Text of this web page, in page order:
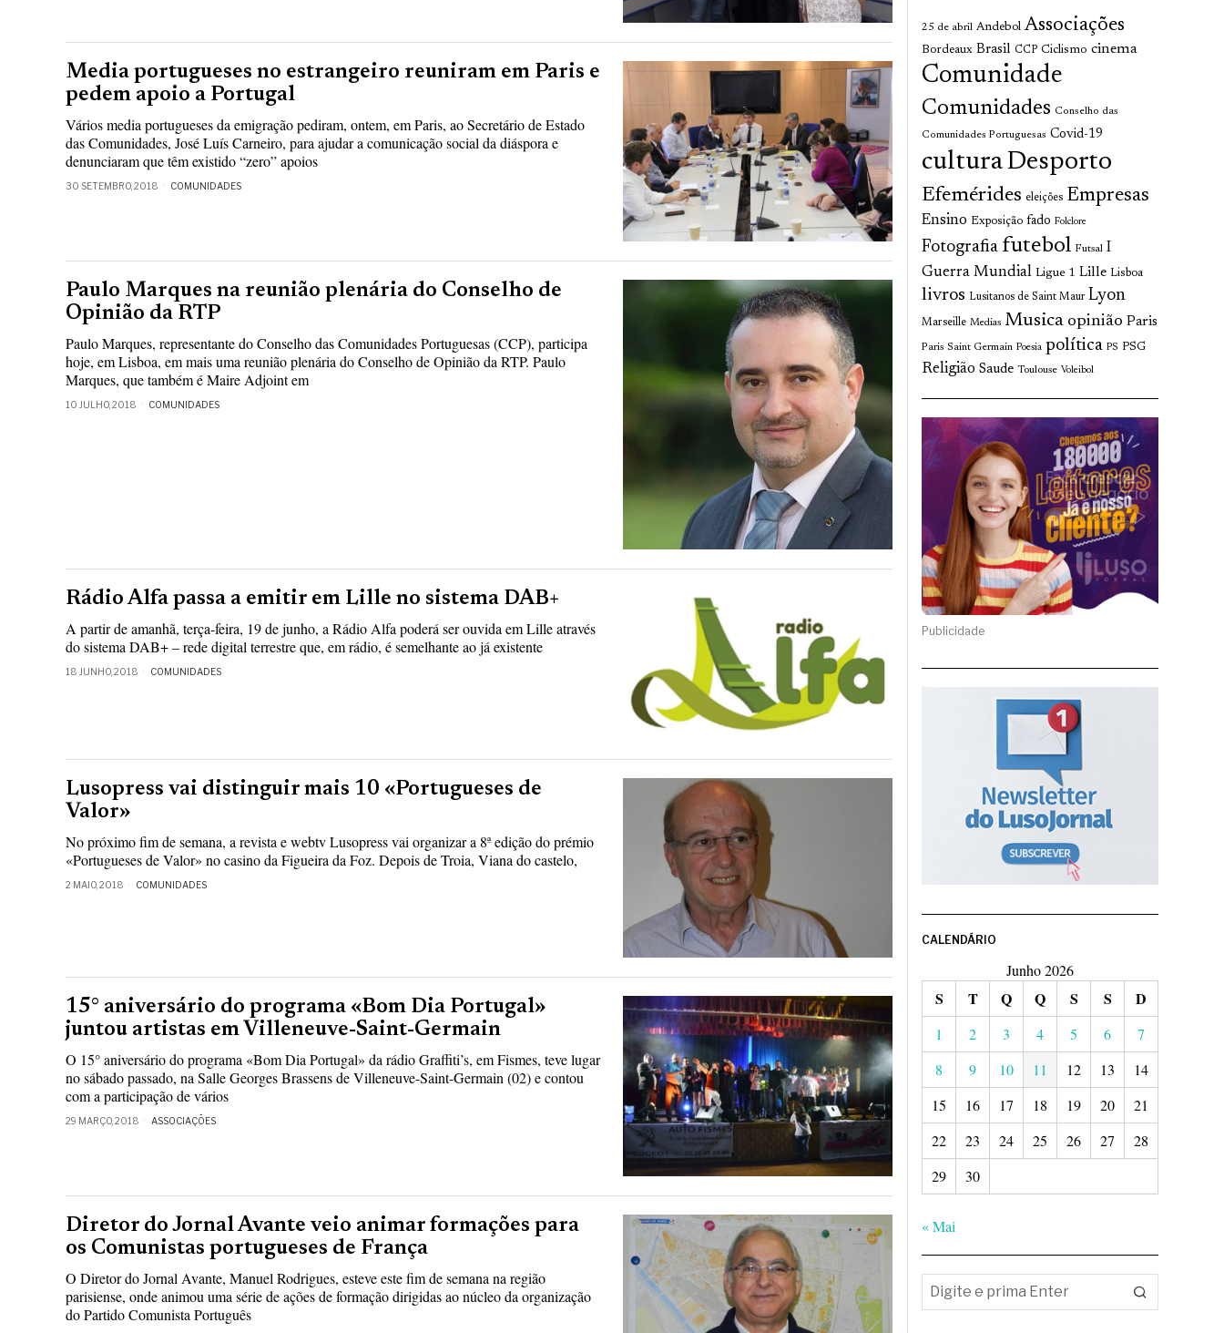
Media portugueses no estrangeiro reuniram em Paris e
pedem apoio a Portugal
Vários media portugueses da emigração pediram, ontem, em Paris, ao Secretário de Estado
das Comunidades, José Luís Carneiro, para ajudar a comunicação social da diáspora e
denunciaram que têm existido “zero” apoios
30 SETEMBRO, 2018 COMUNIDADES
Paulo Marques na reunião plenária do Conselho de
Opinião da RTP
Paulo Marques, representante do Conselho das Comunidades Portuguesas (CCP), participa
hoje, em Lisboa, em mais uma reunião plenária do Conselho de Opinião da RTP. Paulo
Marques, que também é Maire Adjoint em
10 JULHO, 2018 COMUNIDADES
Rádio Alfa passa a emitir em Lille no sistema DAB+
A partir de amanhã, terça-feira, 19 de junho, a Rádio Alfa poderá ser ouvida em Lille através
do sistema DAB+ – rede digital terrestre que, em rádio, é semelhante ao já existente
18 JUNHO, 2018 COMUNIDADES
Lusopress vai distinguir mais 10 «Portugueses de
Valor»
No próximo fim de semana, a revista e webtv Lusopress vai organizar a 8ª edição do prémio
«Portugueses de Valor» no casino da Figueira da Foz. Depois de Troia, Viana do castelo,
2 MAIO, 2018 COMUNIDADES
15° aniversário do programa «Bom Dia Portugal»
juntou artistas em Villeneuve-Saint-Germain
O 15° aniversário do programa «Bom Dia Portugal» da rádio Graffiti’s, em Fismes, teve lugar
no sábado passado, na Salle Georges Brassens de Villeneuve-Saint-Germain (02) e contou
com a participação de vários
29 MARÇO, 2018 ASSOCIAÇÕES
Diretor do Jornal Avante veio animar formações para
os Comunistas portugueses de França
O Diretor do Jornal Avante, Manuel Rodrigues, esteve este fim de semana na região
parisiense, onde animou uma série de ações de formação dirigidas ao núcleo da organização
do Partido Comunista Português
25 de abril Andebol Associações
Bordeaux Brasil CCP Ciclismo cinema
Comunidade
Comunidades Conselho das
Comunidades Portuguesas Covid-19
culturaDesporto
Efemérides eleições Empresas
Ensino Exposição fado Folclore
Fotografia futebol Futsal I
Guerra Mundial Ligue 1 Lille Lisboa
livros Lusitanos de Saint Maur Lyon
Marseille Medias Musica opinião Paris
Paris Saint Germain Poesia política PS PSG
Religião Saude Toulouse Voleibol
Publicidade
CALENDÁRIO
Junho 2026
S T Q Q S S D
1 2 3 4 5 6
7
8
9 10 11 12 13
14
15
16 17 18 19 20
21
22
23 24 25 26 27
28
29
30
« Mai